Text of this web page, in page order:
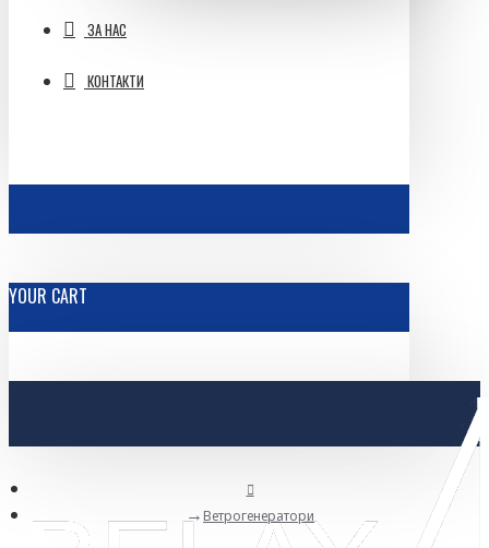
ЗА НАС
КОНТАКТИ
YOUR CART
Ветрогенератори